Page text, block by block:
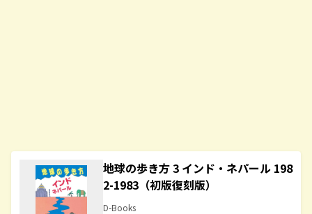
地球の歩き方 3 インド・ネパール 198
2-1983（初版復刻版）
D-Books